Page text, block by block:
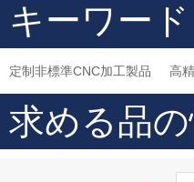
品 研
キーワード
定制非標準CNC加工製品 高
求める品